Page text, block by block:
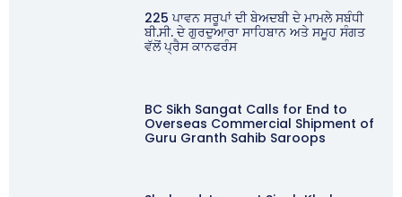
225 ਪਾਵਨ ਸਰੂਪਾਂ ਦੀ ਬੇਅਦਬੀ ਦੇ ਮਾਮਲੇ ਸਬੰਧੀ
ਬੀ.ਸੀ. ਦੇ ਗੁਰਦੁਆਰਾ ਸਾਹਿਬਾਨ ਅਤੇ ਸਮੂਹ ਸੰਗਤ
ਵੱਲੋਂ ਪ੍ਰੈਸ ਕਾਨਫਰੰਸ
BC Sikh Sangat Calls for End to
Overseas Commercial Shipment of
Guru Granth Sahib Saroops